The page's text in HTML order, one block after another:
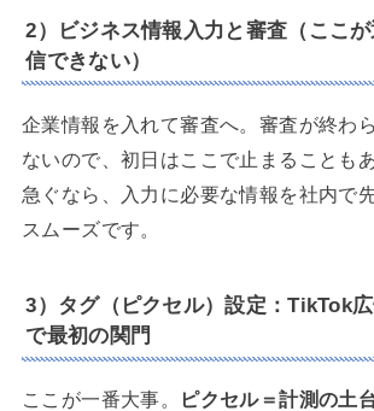
2）ビジネス情報入力と審査（ここ
信できない）
企業情報を入れて審査へ。審査が終わ
ないので、初日はここで止まることも
急ぐなら、入力に必要な情報を社内で
スムーズです。
3）タグ（ピクセル）設定：TikTok
で最初の関門
ここが一番大事。 ピクセル＝計測の土